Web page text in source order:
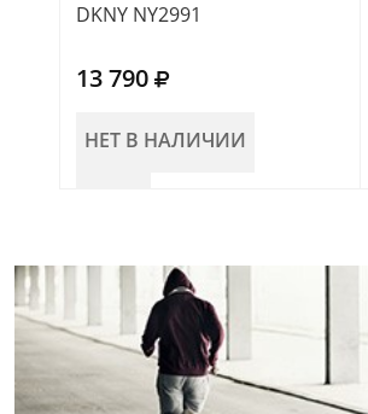
DKNY NY2991
13 790
НЕТ В НАЛИЧИИ